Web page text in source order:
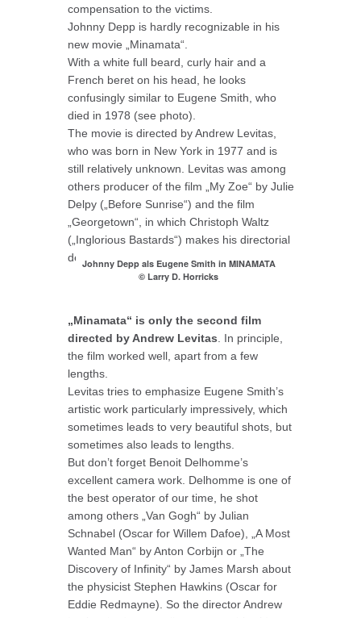
compensation to the victims.
Johnny Depp is hardly recognizable in his
new movie „Minamata“.
With a white full beard, curly hair and a
French beret on his head, he looks
confusingly similar to Eugene Smith, who
died in 1978 (see photo).
The movie is directed by Andrew Levitas,
who was born in New York in 1977 and is
still relatively unknown. Levitas was among
others producer of the film „My Zoe“ by Julie
Delpy („Before Sunrise“) and the film
„Georgetown“, in which Christoph Waltz
(„Inglorious Bastards“) makes his directorial
debut.Johnny Depp als Eugene Smith in MINAMATA
© Larry D. Horricks
„Minamata“ is only the second film
directed by Andrew Levitas . In principle,
the film worked well, apart from a few
lengths.
Levitas tries to emphasize Eugene Smith’s
artistic work particularly impressively, which
sometimes leads to very beautiful shots, but
sometimes also leads to lengths.
But don’t forget Benoit Delhomme’s
excellent camera work. Delhomme is one of
the best operator of our time, he shot
among others „Van Gogh“ by Julian
Schnabel (Oscar for Willem Dafoe), „A Most
Wanted Man“ by Anton Corbijn or „The
Discovery of Infinity“ by James Marsh about
the physicist Stephen Hawkins (Oscar for
Eddie Redmayne). So the director Andrew